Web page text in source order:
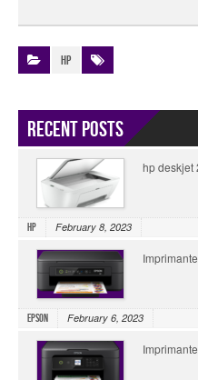
HP
Recent Posts
hp deskjet
HP February 8, 2023
Epson February 6, 2023